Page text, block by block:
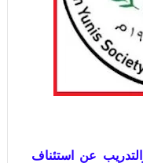
عن استئناف